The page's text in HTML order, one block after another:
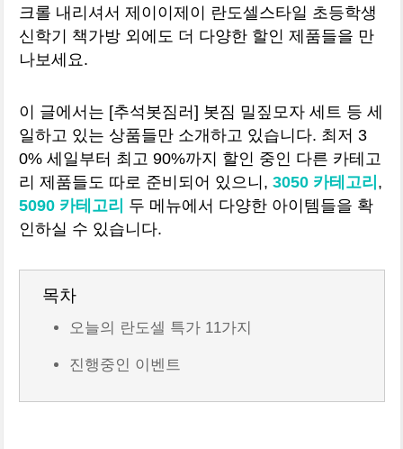
크롤 내리셔서 제이이제이 란도셀스타일 초등학생
신학기 책가방 외에도 더 다양한 할인 제품들을 만
나보세요.
이 글에서는 [추석봇짐러] 봇짐 밀짚모자 세트 등 세
일하고 있는 상품들만 소개하고 있습니다. 최저 3
0% 세일부터 최고 90%까지 할인 중인 다른 카테고
리 제품들도 따로 준비되어 있으니,3050 카테고리 ,
5090 카테고리 두 메뉴에서 다양한 아이템들을 확
인하실 수 있습니다.
목차
오늘의 란도셀 특가 11가지
진행중인 이벤트